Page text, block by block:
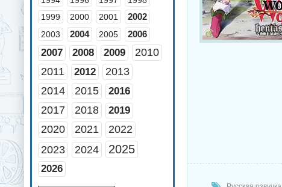
1999
2000 2001 2002
2003 2004 2005 2006
2007 2008 2009
2010
2011
2012
2013
2014
2015 2016
2017 2018 2019
2020 2021
2022
2023
2024 2025
2026